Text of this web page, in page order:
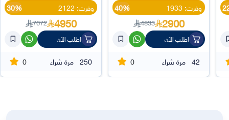
وفرت: 1933
40%
2900
4833
اطلب الآن
42 مرة شراء 0
وفرت: 2122
30%
4950
7072
اطلب الآن
250 مرة شراء 0